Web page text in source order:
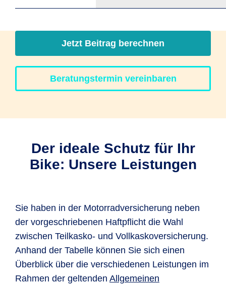
Jetzt Beitrag berechnen
Beratungstermin vereinbaren
Der ideale Schutz für Ihr
Bike: Unsere Leistungen
Sie haben in der Motorradversicherung neben
der vorgeschriebenen Haftpflicht die Wahl
zwischen Teilkasko- und Vollkaskoversicherung.
Anhand der Tabelle können Sie sich einen
Überblick über die verschiedenen Leistungen im
Rahmen der geltenden Allgemeinen